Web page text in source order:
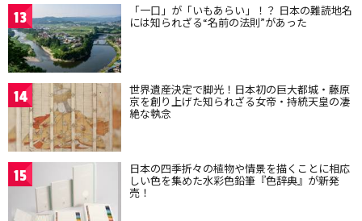
13 「一口」が「いもあらい」！？ 日本の難読地名
には知られざる“名前の法則”があった
14 世界遺産決定で脚光！日本初の巨大都城・藤原
京を創り上げた知られざる女帝・持統天皇の凄
絶な執念
15 日本の四季折々の植物や情景を描くことに相応
しい色を集めた水彩色鉛筆『色辞典』が新発
売！